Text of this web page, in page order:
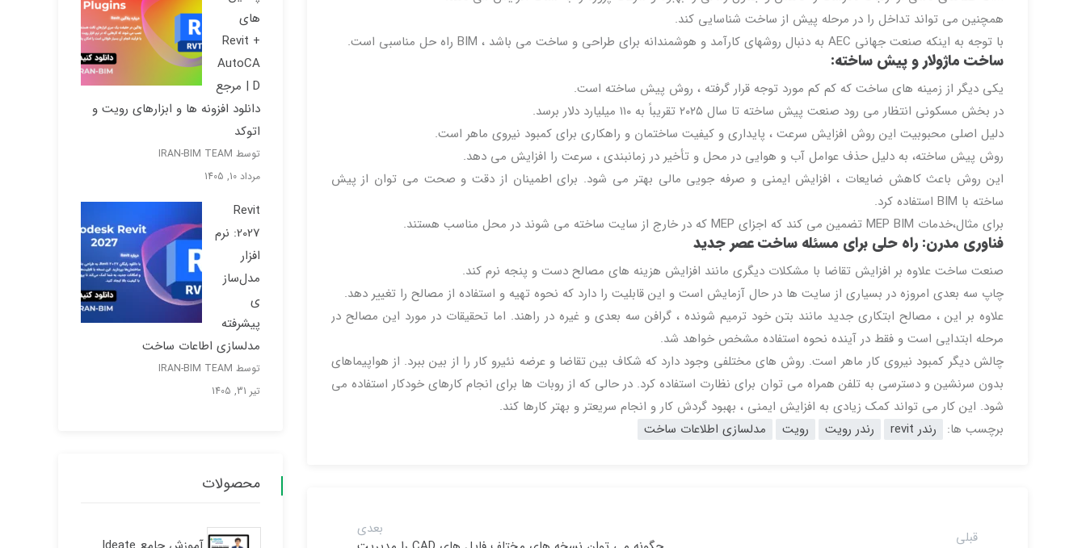
همچنین می تواند تداخل را در مرحله پیش از ساخت شناسایی کند.
با توجه به اینکه صنعت جهانی AEC به دنبال روشهای کارآمد و هوشمندانه برای طراحی و ساخت می باشد ، BIM راه حل مناسبی است.
ساخت ماژولار و پیش ساخته:
یکی دیگر از زمینه های ساخت که کم کم مورد توجه قرار گرفته ، روش پیش ساخته است.
در بخش مسکونی انتظار می رود صنعت پیش ساخته تا سال ۲۰۲۵ تقریباً به ۱۱۰ میلیارد دلار برسد.
دلیل اصلی محبوبیت این روش افزایش سرعت ، پایداری و کیفیت ساختمان و راهکاری برای کمبود نیروی ماهر است.
روش پیش ساخته، به دلیل حذف عوامل آب و هوایی در محل و تأخیر در زمانبندی ، سرعت را افزایش می دهد.
این روش باعث کاهش ضایعات ، افزایش ایمنی و صرفه جویی مالی بهتر می شود. برای اطمینان از دقت و صحت می توان از پیش
ساخته با BIM استفاده کرد.
برای مثال،خدمات MEP BIM تضمین می کند که اجزای MEP که در خارج از سایت ساخته می شوند در محل مناسب هستند.
فناوری مدرن: راه حلی برای مسئله ساخت عصر جدید
صنعت ساخت علاوه بر افزایش تقاضا با مشکلات دیگری مانند افزایش هزینه های مصالح دست و پنجه نرم کند.
چاپ سه بعدی امروزه در بسیاری از سایت ها در حال آزمایش است و این قابلیت را دارد که نحوه تهیه و استفاده از مصالح را تغییر دهد.
علاوه بر این ، مصالح ابتکاری جدید مانند بتن خود ترمیم شونده ، گرافن سه بعدی و غیره در راهند. اما تحقیقات در مورد این مصالح در
مرحله ابتدایی است و فقط در آینده نحوه استفاده مشخص خواهد شد.
چالش دیگر کمبود نیروی کار ماهر است. روش های مختلفی وجود دارد که شکاف بین تقاضا و عرضه نئیرو کار را از بین ببرد. از هواپیماهای
بدون سرنشین و دسترسی به تلفن همراه می توان برای نظارت استفاده کرد. در حالی که از روبات ها برای انجام کارهای خودکار استفاده می
شود. این کار می تواند کمک زیادی به افزایش ایمنی ، بهبود گردش کار و انجام سریعتر و بهتر کارها کند.
برچسب ها:
رندر revit رندر رویت رویت مدلسازی اطلاعات ساخت
قبلی
بعدی
های
Revit +
AutoCA
D | مرجع
دانلود افزونه ها و ابزارهای رویت و
اتوکد
توسط IRAN-BIM TEAM
مرداد 10, 1405
Revit
2027: نرم
افزار
مدل‌ساز
ی
پیشرفته
مدلسازی اطاعات ساخت
توسط IRAN-BIM TEAM
تیر 31, 1405
محصولات